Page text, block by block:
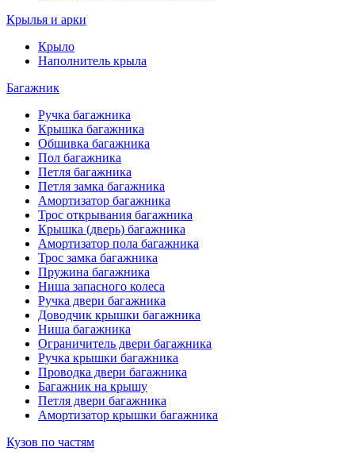
Крылья и арки
Крыло
Наполнитель крыла
Багажник
Ручка багажника
Крышка багажника
Обшивка багажника
Пол багажника
Петля багажника
Петля замка багажника
Амортизатор багажника
Трос открывания багажника
Крышка (дверь) багажника
Амортизатор пола багажника
Трос замка багажника
Пружина багажника
Ниша запасного колеса
Ручка двери багажника
Доводчик крышки багажника
Ниша багажника
Ограничитель двери багажника
Ручка крышки багажника
Проводка двери багажника
Багажник на крышу
Петля двери багажника
Амортизатор крышки багажника
Кузов по частям